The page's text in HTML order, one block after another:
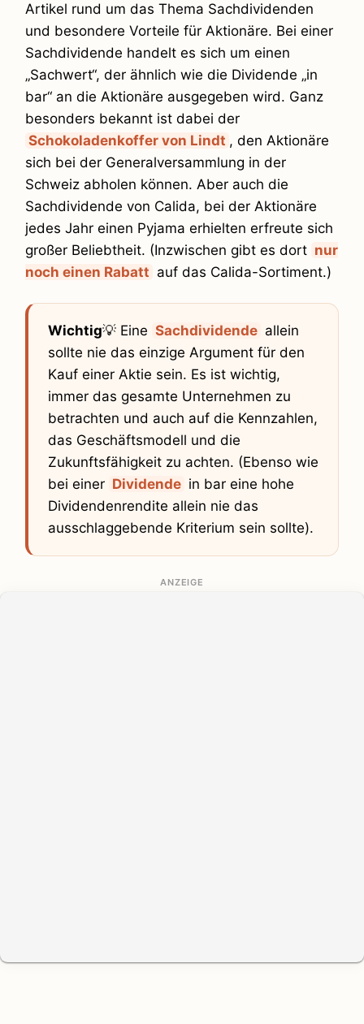
Artikel rund um das Thema Sachdividenden
und besondere Vorteile für Aktionäre. Bei einer
Sachdividende handelt es sich um einen
„Sachwert“, der ähnlich wie die Dividende „in
bar“ an die Aktionäre ausgegeben wird. Ganz
besonders bekannt ist dabei der
Schokoladenkoffer von Lindt , den Aktionäre
sich bei der Generalversammlung in der
Schweiz abholen können. Aber auch die
Sachdividende von Calida, bei der Aktionäre
jedes Jahr einen Pyjama erhielten erfreute sich
großer Beliebtheit. (Inzwischen gibt es dort nur
noch einen Rabatt auf das Calida-Sortiment.)
Wichtig💡 Eine Sachdividende allein
sollte nie das einzige Argument für den
Kauf einer Aktie sein. Es ist wichtig,
immer das gesamte Unternehmen zu
betrachten und auch auf die Kennzahlen,
das Geschäftsmodell und die
Zukunftsfähigkeit zu achten. (Ebenso wie
bei einer Dividende in bar eine hohe
Dividendenrendite allein nie das
ausschlaggebende Kriterium sein sollte).
ANZEIGE